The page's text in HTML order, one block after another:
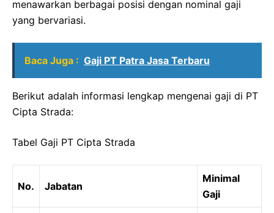
menawarkan berbagai posisi dengan nominal gaji
yang bervariasi.
Baca Juga : Gaji PT Patra Jasa Terbaru
Berikut adalah informasi lengkap mengenai gaji di PT
Cipta Strada:
Tabel Gaji PT Cipta Strada
No. Jabatan
Minimal
Gaji